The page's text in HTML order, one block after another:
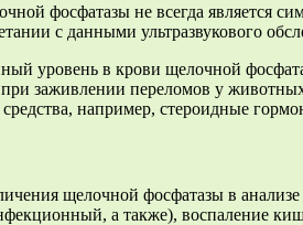
фосфатазы не всегда является
с данными ультразвукового
уровень в крови щелочной
при заживлении переломов у
например, стероидные
щелочной фосфатазы в
а также), воспаление